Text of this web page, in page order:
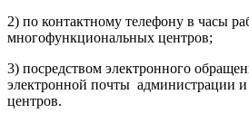
2) по контактному телефону в часы
многофункциональных центров;
3) посредством электронного
электронной почты администрации
центров.